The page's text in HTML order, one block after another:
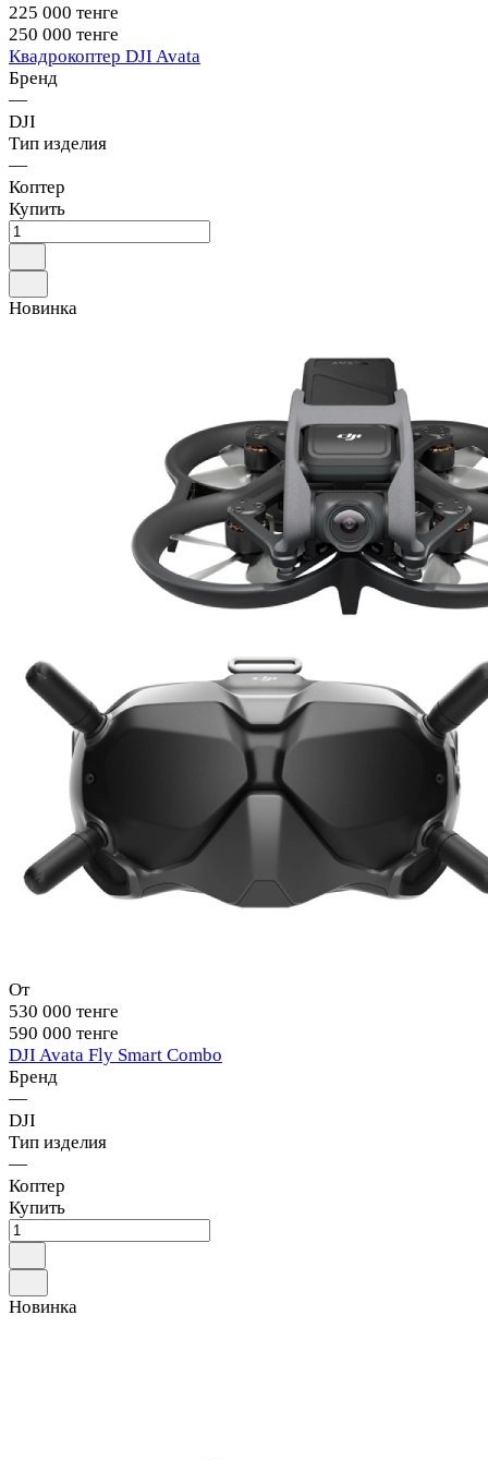
225 000 тенге
250 000 тенге
Квадрокоптер DJI Avata
Бренд
—
DJI
Тип изделия
—
Коптер
Купить
Новинка
От
530 000 тенге
590 000 тенге
DJI Avata Fly Smart Combo
Бренд
—
DJI
Тип изделия
—
Коптер
Купить
Новинка